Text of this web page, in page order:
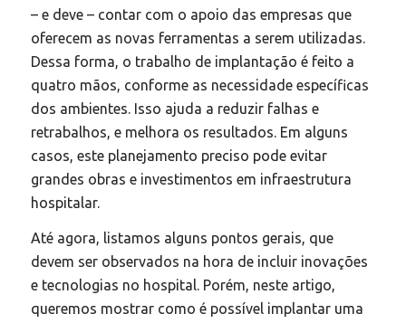
– e deve – contar com o apoio das empresas que
oferecem as novas ferramentas a serem utilizadas.
Dessa forma, o trabalho de implantação é feito a
quatro mãos, conforme as necessidade específicas
dos ambientes. Isso ajuda a reduzir falhas e
retrabalhos, e melhora os resultados. Em alguns
casos, este planejamento preciso pode evitar
grandes obras e investimentos em infraestrutura
hospitalar.
Até agora, listamos alguns pontos gerais, que
devem ser observados na hora de incluir inovações
e tecnologias no hospital. Porém, neste artigo,
queremos mostrar como é possível implantar uma